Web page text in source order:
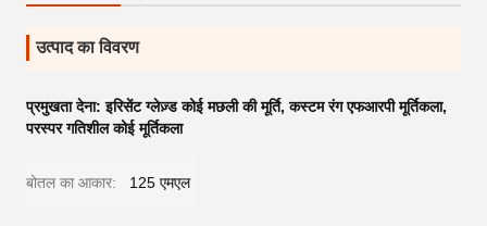
उत्पाद का विवरण
प्रमुखता देना:इरिसेंट ग्लेज़्ड कोई मछली की मूर्ति,कस्टम रंग एफआरपी मूर्तिकला,
परस्पर गतिशील कोई मूर्तिकला
बोतल का आकार: 125 एमएल